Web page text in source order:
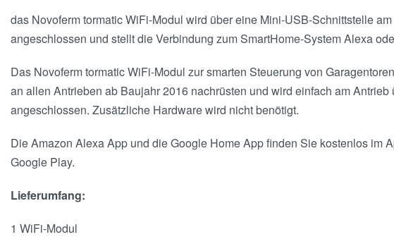
das Novoferm tormatic WiFi-Modul wird über eine Mini-USB-Schnittstelle
angeschlossen und stellt die Verbindung zum SmartHome-System Alexa
Das Novoferm tormatic WiFi-Modul zur smarten Steuerung von
an allen Antrieben ab Baujahr 2016 nachrüsten und wird einfach am
angeschlossen. Zusätzliche Hardware wird nicht benötigt.
Die Amazon Alexa App und die Google Home App finden Sie kostenlos im
Google Play.
Lieferumfang:
1 WiFi-Modul